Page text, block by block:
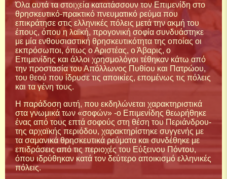
Όλα αυτά τα στοιχεία κατατάσσουν τον Επιμενίδη στο
θρησκευτικό-πρακτικό πνευματικό ρεύμα που
επικράτησε στις ελληνικές πόλεις μετά την ακμή του
έπους, όπου η λαϊκή, προγονική σοφία συνδυάστηκε
με μία ενθουσιαστική θρησκευτικότητα της οποίας οι
εκπρόσωποι, όπως ο Αριστέας, ο Άβαρις, ο
Επιμενίδης και άλλοι χρησμολόγοι τέθηκαν κάτω από
την προστασία του Απόλλωνος Πυθίου και Πατρώου,
του θεού που ίδρυσε τις αποικίες, επομένως τις πόλεις
και τα γένη τους.
Η παράδοση αυτή, που εκδηλώνεται χαρακτηριστικά
στα γνωμικά των «σοφών» -ο Επιμενίδης θεωρήθηκε
ένας από τους επτά σοφούς στη θέση του Περιάνδρου-
της αρχαϊκής περιόδου, χαρακτηρίστηκε συγγενής με
τα σαμανικά θρησκευτικά ρεύματα και συνδέθηκε με
επιδράσεις από τις περιοχές του Εύξεινου Πόντου,
όπου ιδρύθηκαν κατά τον δεύτερο αποικισμό ελληνικές
πόλεις.